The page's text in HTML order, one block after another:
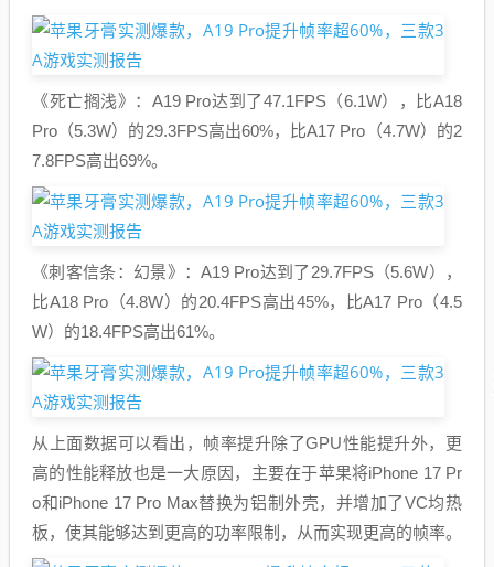
《死亡搁浅》：A19 Pro达到了47.1FPS（6.1W），比A18
Pro（5.3W）的29.3FPS高出60%，比A17 Pro（4.7W）的2
7.8FPS高出69%。
《刺客信条：幻景》：A19 Pro达到了29.7FPS（5.6W），
比A18 Pro（4.8W）的20.4FPS高出45%，比A17 Pro（4.5
W）的18.4FPS高出61%。
从上面数据可以看出，帧率提升除了GPU性能提升外，更
高的性能释放也是一大原因，主要在于苹果将iPhone 17 Pr
o和iPhone 17 Pro Max替换为铝制外壳，并增加了VC均热
板，使其能够达到更高的功率限制，从而实现更高的帧率。